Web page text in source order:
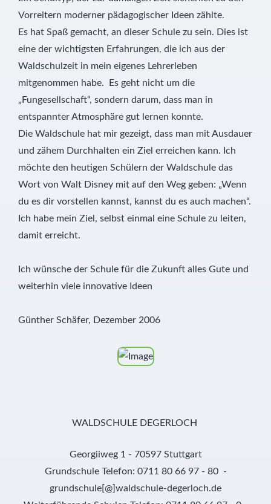
Vorreitern moderner pädagogischer Ideen zählte.
Es hat Spaß gemacht, an dieser Schule zu sein. Dies ist
eine der wichtigsten Erfahrungen, die ich aus der
Waldschulzeit in mein eigenes Lehrerleben
mitgenommen habe. Es geht nicht um die
„Fungesellschaft“, sondern darum, dass man in
entspannter Atmosphäre gut lernen konnte.
Die Waldschule hat mir gezeigt, dass man mit Ausdauer
und zähem Durchhalten ein Ziel erreichen kann. Ich
möchte den heutigen Schülern der Waldschule das
Wort von Walt Disney mit auf den Weg geben: „Wenn
du es dir vorstellen kannst, kannst du es auch machen“.
Ich habe mein Ziel, selbst einmal eine Schule zu leiten,
damit erreicht.
Ich wünsche der Schule für die Zukunft alles Gute und
weiterhin viele innovative Ideen
Günther Schäfer, Dezember 2006
WALDSCHULE DEGERLOCH
Georgiiweg 1 - 70597 Stuttgart
Grundschule Telefon: 0711 80 66 97 - 80 -
grundschule[@]waldschule-degerloch.de